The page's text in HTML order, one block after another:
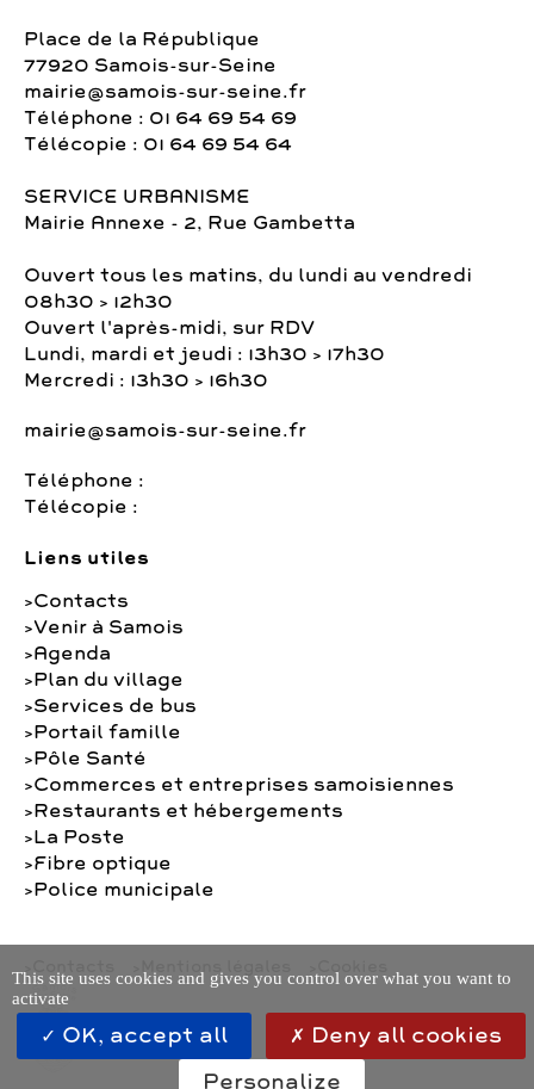
Place de la République
77920 Samois-sur-Seine
mairie@samois-sur-seine.fr
Téléphone : 01 64 69 54 69
Télécopie : 01 64 69 54 64
SERVICE URBANISME
Mairie Annexe - 2, Rue Gambetta
Ouvert tous les matins, du lundi au vendredi
08h30 > 12h30
Ouvert l'après-midi, sur RDV
Lundi, mardi et jeudi : 13h30 > 17h30
Mercredi : 13h30 > 16h30
mairie@samois-sur-seine.fr
Téléphone :
Télécopie :
Liens utiles
Contacts
Venir à Samois
Agenda
Plan du village
Services de bus
Portail famille
Pôle Santé
Commerces et entreprises samoisiennes
Restaurants et hébergements
La Poste
Fibre optique
Police municipale
This site uses cookies and gives you control over what you want to
activate
OK, accept all
Deny all cookies
Personalize